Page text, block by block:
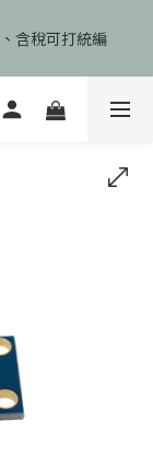
含稅可打統編
會員首次下單加碼